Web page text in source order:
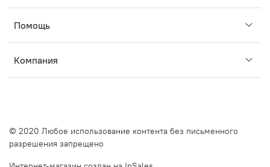
Помощь
Компания
© 2020 Любое использование контента без письменного
разрешения запрещено